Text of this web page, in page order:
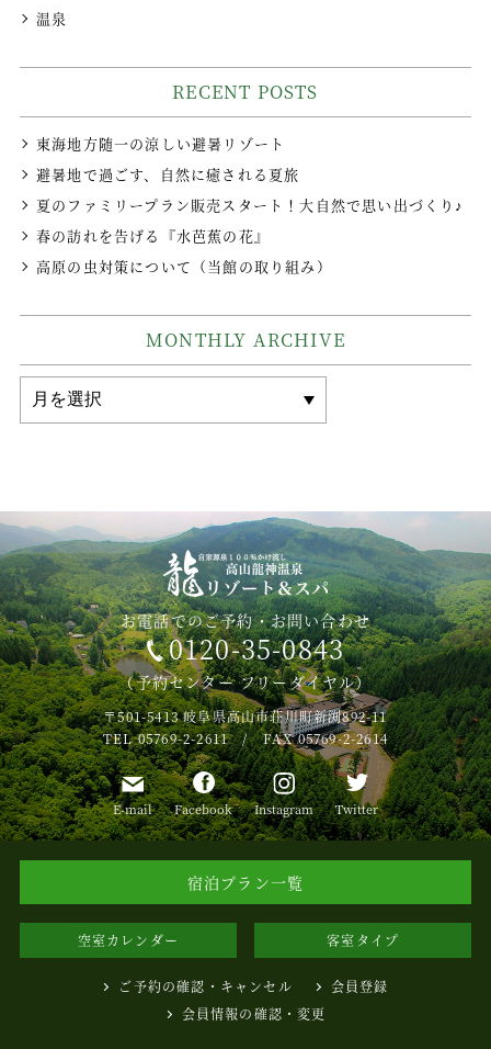
温泉
RECENT POSTS
東海地方随一の涼しい避暑リゾート
避暑地で過ごす、自然に癒される夏旅
夏のファミリープラン販売スタート！大自然で思い出づくり♪
春の訪れを告げる『水芭蕉の花』
高原の虫対策について（当館の取り組み）
MONTHLY ARCHIVE
MONTHLY
ARCHIVE
お電話でのご予約・お問い合わせ
0120-35-0843
（予約センター フリーダイヤル）
〒501-5413岐阜県高山市荘川町新渕892-11
TEL 05769-2-2611 / FAX 05769-2-2614
E-mail Facebook Instagram Twitter
宿泊プラン一覧
空室カレンダー 客室タイプ
ご予約の確認・キャンセル
会員登録
会員情報の確認・変更